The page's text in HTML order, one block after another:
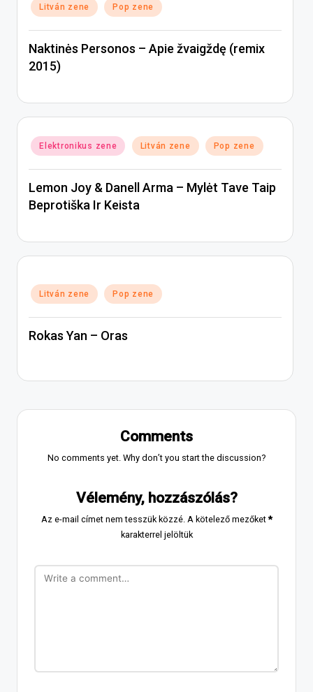
Posted
in
Litván zene Pop zene
Naktinės Personos – Apie žvaigždę (remix
2015)
Posted
in
Elektronikus zene Litván zene Pop zene
Lemon Joy & Danell Arma – Mylėt Tave Taip
Beprotiška Ir Keista
Posted
in
Litván zene Pop zene
Rokas Yan – Oras
Comments
No comments yet. Why don’t you start the discussion?
Vélemény, hozzászólás?
Az e-mail címet nem tesszük közzé. A kötelező mezőket*
karakterrel jelöltük